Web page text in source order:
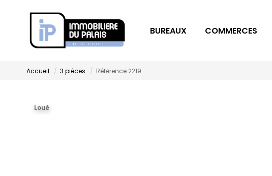
BUREAUX COMMERCES
Accueil 3 pièces Référence 2219
Loué